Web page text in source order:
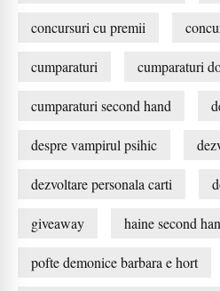
concursuri cu premii
cumparaturi cumparaturi
cumparaturi second hand
despre vampirul psihic
dezvoltare personala carti
giveaway haine second
pofte demonice barbara e hort